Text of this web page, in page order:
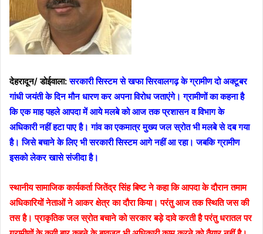
देहरादून/ डोईवाला:सरकारी सिस्टम से खफा सिरवालगढ़ के ग्रामीण दो अक्टूबर
गांधी जयंती के दिन मौन धारण कर अपना विरोध जताएंगे। ग्रामीणों का कहना है
कि एक माह पहले आपदा में आये मलबे को आज तक प्रशासन व विभाग के
अधिकारी नहीं हटा पाए है। गांव का एकमात्र मुख्य जल स्रोत भी मलबे से दब गया
है। जिसे बचाने के लिए भी सरकारी सिस्टम आगे नहीं आ रहा। जबकि ग्रामीण
इसको लेकर खासे संजीदा है।
स्थानीय सामाजिक कार्यकर्ता जितेंद्र सिंह बिष्ट ने कहा कि आपदा के दौरान तमाम
अधिकारियों नेताओं ने आकर क्षेत्र का दौरा किया। परंतु आज तक स्थिति जस की
तस है। प्राकृतिक जल स्रोत बचाने को सरकार बड़े दावे करती है परंतु धरातल पर